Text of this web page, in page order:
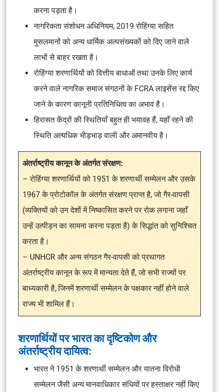
करना पड़ता है।
नागरिकता संशोधन अधिनियम, 2019 रोहिंग्या सहित
मुसलमानों को अन्य धार्मिक अल्पसंख्यकों को दिए जाने वाले
लाभों से बाहर रखता है।
रोहिंग्या शरणार्थियों को वित्तीय बाधाओं तथा उनके लिए कार्य
करने वाले नागरिक समाज संगठनों के FCRA लाइसेंस रद्द किए
जाने के कारण कानूनी प्रतिनिधित्व का अभाव है।
हिरासत केंद्रों की स्थितियाँ बहुत ही भयावह हैं, यहाँ रहने की
स्थिति अत्यधिक भीड़भाड़ वाली और अमानवीय है।
अंतर्राष्ट्रीय कानून के अंतर्गत संरक्षण:
– रोहिंग्या शरणार्थियों को 1951 के शरणार्थी सम्मेलन और उसके
1967 के प्रोटोकॉल के अंतर्गत संरक्षण प्राप्त है, जो गैर-वापसी
(व्यक्तियों को उन देशों में निष्कासित करने पर रोक लगाना जहाँ
उन्हें उत्पीड़न का सामना करना पड़ता है) के सिद्धांत को सुनिश्चित
करता है।
– UNHCR और अन्य संगठन गैर-वापसी को प्रथागत
अंतर्राष्ट्रीय कानून के रूप में मान्यता देते हैं, जो सभी राज्यों पर
बाध्यकारी है, जिनमें शरणार्थी सम्मेलन के पक्षकार नहीं होने वाले
राज्य भी शामिल हैं।
शरणार्थियों पर भारत का दृष्टिकोण और
अंतर्राष्ट्रीय दायित्व:
भारत ने 1951 के शरणार्थी सम्मेलन और यातना विरोधी
सम्मेलन जैसी अन्य मानवाधिकार संधियों पर हस्ताक्षर नहीं किए